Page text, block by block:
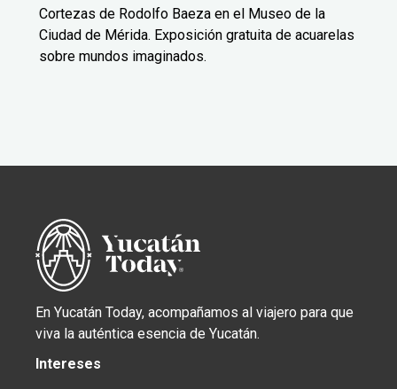
Cortezas de Rodolfo Baeza en el Museo de la
Ciudad de Mérida. Exposición gratuita de acuarelas
sobre mundos imaginados.
En Yucatán Today, acompañamos al viajero para que
viva la auténtica esencia de Yucatán.
Intereses